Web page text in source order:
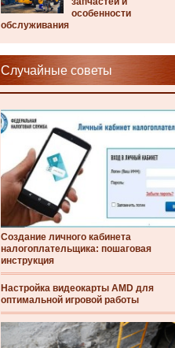
особенности
обслуживания
Случайные советы
Создание личного кабинета
налогоплательщика: пошаговая
инструкция
Настройка видеокарты AMD для
оптимальной игровой работы